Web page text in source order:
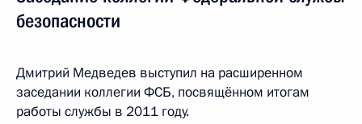
безопасности
Дмитрий Медведев выступил на расширенном
заседании коллегии ФСБ, посвящённом итогам
работы службы в 2011 году.